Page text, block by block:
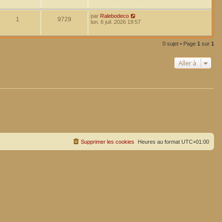
1 9729 par Ralebodeco
lun. 6 juil. 2026 19:57
0 sujet • Page 1 sur 1
Aller à
Heures au format UTC+01:00
Supprimer les cookies